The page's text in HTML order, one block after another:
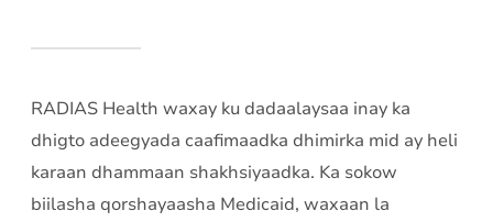
RADIAS Health waxay ku dadaalaysaa inay ka
dhigto adeegyada caafimaadka dhimirka mid ay heli
karaan dhammaan shakhsiyaadka. Ka sokow
biilasha qorshayaasha Medicaid, waxaan la